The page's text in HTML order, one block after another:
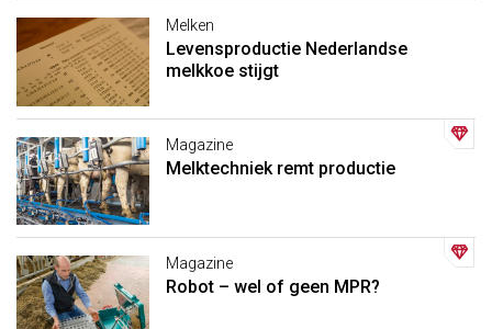
Melken
Levensproductie Nederlandse
melkkoe stijgt
Magazine
Melktechniek remt productie
Magazine
Robot – wel of geen MPR?